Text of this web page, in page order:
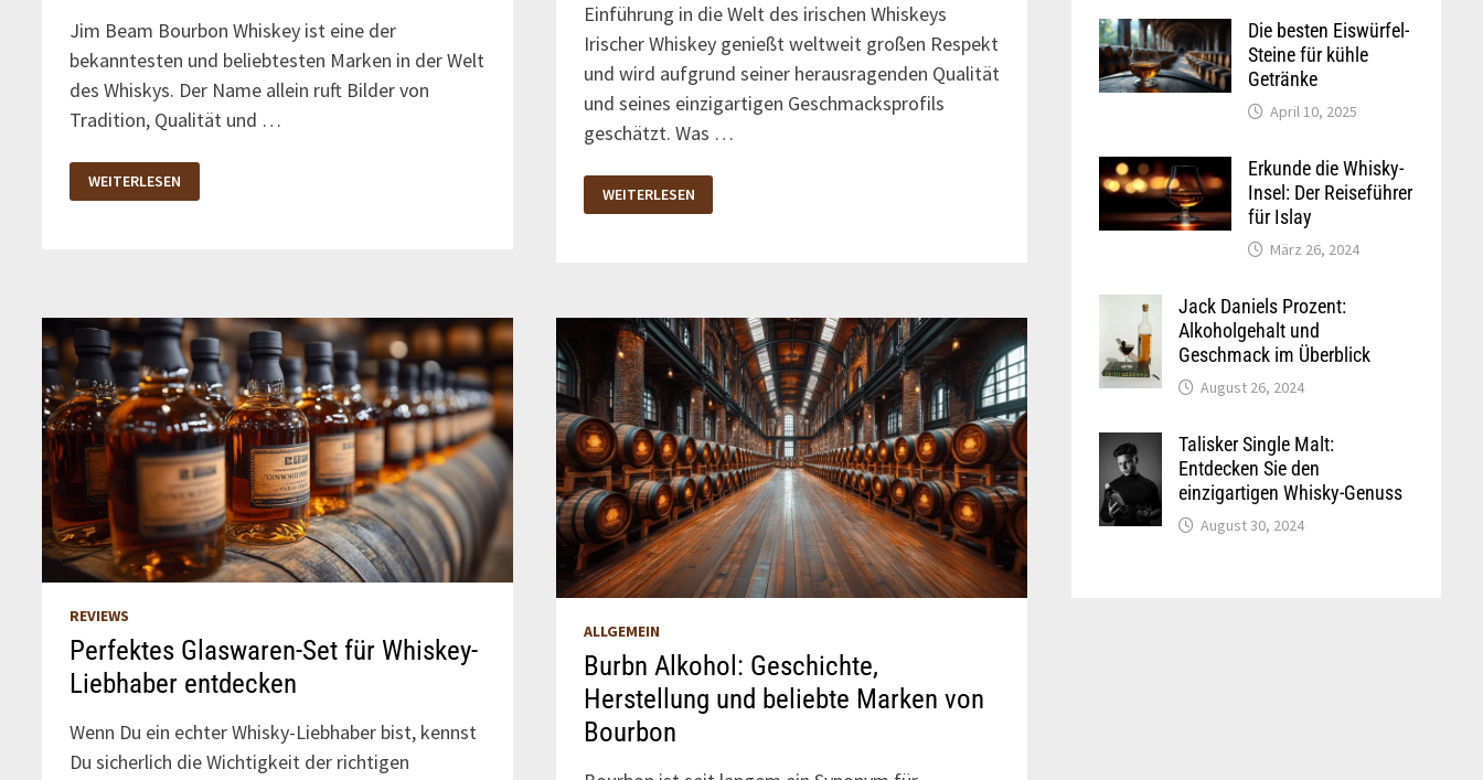
Jim Beam Bourbon Whiskey ist eine der
bekanntesten und beliebtesten Marken in der Welt
des Whiskys. Der Name allein ruft Bilder von
Tradition, Qualität und …
BEAM
BOURBON
WEITERLESEN
Einführung in die Welt des irischen Whiskeys
Irischer Whiskey genießt weltweit großen Respekt
und wird aufgrund seiner herausragenden Qualität
und seines einzigartigen Geschmacksprofils
geschätzt. Was …
WHISKEY:
EIN
WEITERLESEN
REVIEWS
Perfektes Glaswaren-Set für Whiskey-
Liebhaber entdecken
Wenn Du ein echter Whisky-Liebhaber bist, kennst
Du sicherlich die Wichtigkeit der richtigen
ALLGEMEIN
Burbn Alkohol: Geschichte,
Herstellung und beliebte Marken von
Bourbon
Die besten Eiswürfel-
Steine für kühle
Getränke
April 10, 2025
Erkunde die Whisky-
Insel: Der Reiseführer
für Islay
März 26, 2024
Jack Daniels Prozent:
Alkoholgehalt und
Geschmack im Überblick
August 26, 2024
Talisker Single Malt:
Entdecken Sie den
einzigartigen Whisky-Genuss
August 30, 2024